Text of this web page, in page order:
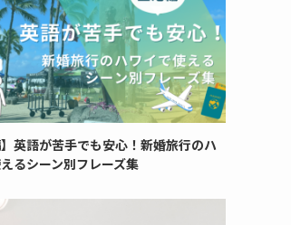
】英語が苦手でも安心！新婚旅行のハ
るシーン別フレーズ集